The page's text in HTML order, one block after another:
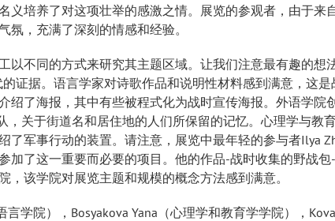
义培养了对这项壮举的感激之情。展览的参观者，由于来
氛，充满了深刻的情感和经验。
以不同的方式来研究其主题区域。让我们注意最有趣的想
证据。语言学家对诗歌作品和说明性材料感到满意，这
绍了海报，其中有些被程式化为战时宣传海报。外语学院
，关于街道名和居住地的人们所保留的记忆。心理学与教
了军事行动的装置。请注意，展览中最年轻的参与者Ilya
加了这一重要而必要的项目。他的作品-战时收集的野战
，该学院对展览主题和规模的概念方法感到满意。
言学院），Bosyakova Yana（心理学和教育学学院），